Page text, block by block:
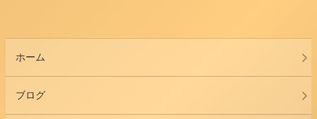
ホーム
ブログ